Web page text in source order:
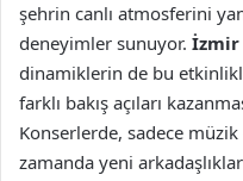
şehrin canlı atmosferini
deneyimler sunuyor. İzmir
dinamiklerin de bu
farklı bakış açıları
Konserlerde, sadece
zamanda yeni